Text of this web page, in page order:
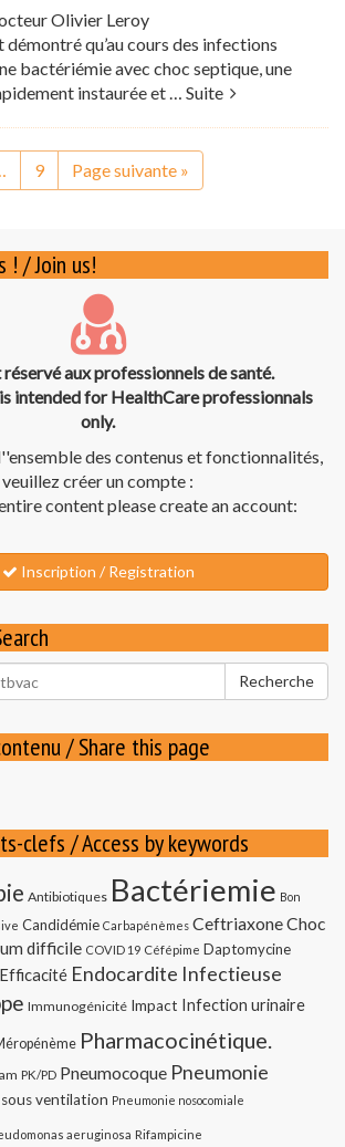
Olivier Leroy
qu’au cours des infections
bactériémie avec choc septique, une
instaurée et … Suite
9 Page suivante »
! / Join us!
aux professionnels de santé.
intended for HealthCare professionnals
only.
des contenus et fonctionnalités,
veuillez créer un compte :
content please create an account:
Inscription / Registration
Recherche
/ Share this page
clefs / Access by keywords
Antibiotiques Bactériemie Bon
Candidémie Carbapénèmes CeftriaxoneChoc
difficile COVID 19 Céfépime Daptomycine
Efficacité Endocardite Infectieuse
Immunogénicité Impact Infection urinaire
Pharmacocinétique.
PK/PD Pneumocoque Pneumonie
ventilation Pneumonie nosocomiale
aeruginosa Rifampicine